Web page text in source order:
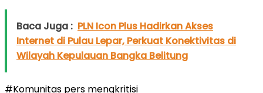
Baca Juga : PLN Icon Plus Hadirkan Akses
Internet di Pulau Lepar, Perkuat Konektivitas di
Wilayah Kepulauan Bangka Belitung
#Komunitas pers mengkritisi